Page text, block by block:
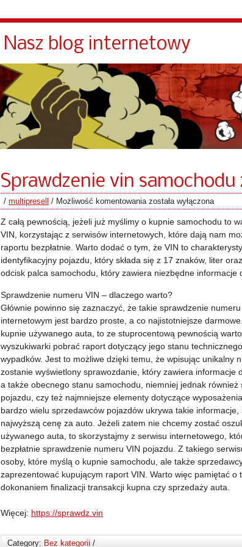
Nasz blog internetowy
Sprawdzenie vin samochodu
/ multipresell / Możliwość komentowania została wyłączona
Z całą pewnością, jeżeli już myślimy o kupnie samochodu to
VIN, korzystając z serwisów internetowych, które dają nam
raportu bezpłatnie. Warto dodać o tym, że VIN to
identyfikacyjny pojazdu, który składa się z 17 znaków, liter
odcisk palca samochodu, który zawiera niezbędne informacje
Sprawdzenie numeru VIN – dlaczego warto?
Głównie powinno się zaznaczyć, że takie sprawdzenie
internetowym jest bardzo proste, a co najistotniejsze
kupnie używanego auta, to ze stuprocentową pewnością
wyszukiwarki pobrać raport dotyczący jego stanu
wypadków. Jest to możliwe dzięki temu, że wpisując unikalny
zostanie wyświetlony sprawozdanie, który zawiera informacje
a także obecnego stanu samochodu, niemniej jednak również
pojazdu, czy też najmniejsze elementy dotyczące
bardzo wielu sprzedawców pojazdów ukrywa takie
najwyższą cenę za auto. Jeżeli zatem nie chcemy zostać
używanego auta, to skorzystajmy z serwisu internetowego,
bezpłatnie sprawdzenie numeru VIN pojazdu. Z takiego
osoby, które myślą o kupnie samochodu, ale także
zaprezentować kupującym raport VIN. Warto więc pamiętać o
dokonaniem finalizacji transakcji kupna czy sprzedaży auta.
Więcej: https://sprawdz.vin
Category: Bez kategorii /